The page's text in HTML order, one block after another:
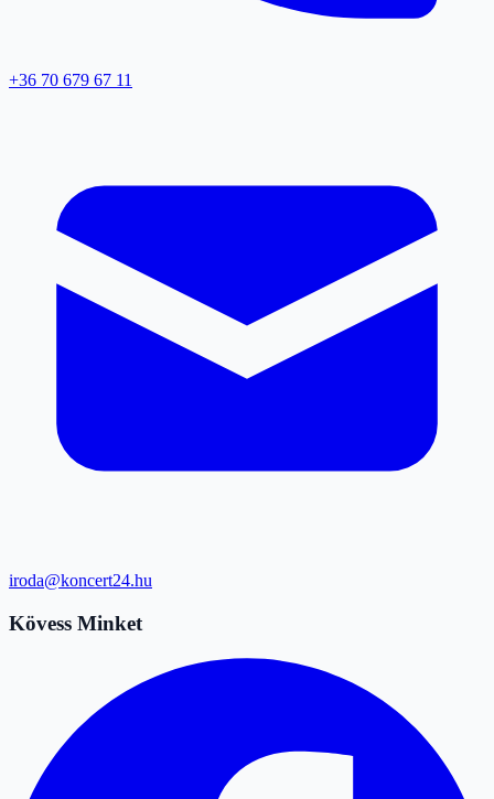
+36 70 679 67 11
iroda@koncert24.hu
Kövess Minket